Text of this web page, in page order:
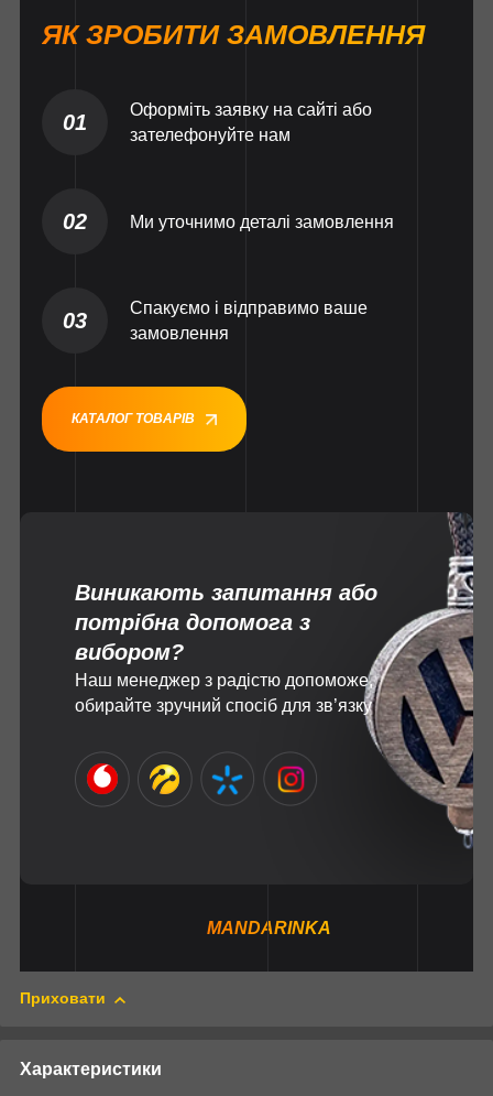
ЯК ЗРОБИТИ ЗАМОВЛЕННЯ
01
Оформіть заявку на сайті або
зателефонуйте нам
02 Ми уточнимо деталі замовлення
03
Спакуємо і відправимо ваше
замовлення
КАТАЛОГ ТОВАРІВ
Виникають запитання або
потрібна допомога з
вибором?
Наш менеджер з радістю допоможе,
обирайте зручний спосіб для зв’язку
MANDARINKA
Приховати
Характеристики